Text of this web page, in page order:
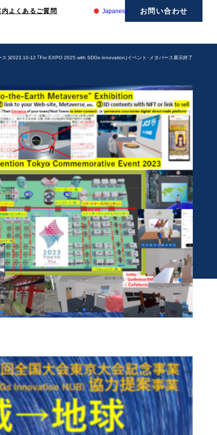
内よくあるご質問 お問い合わせ
Japanese
ス 2023.10-12 ｢For EXPO 2025 with SDGs innovation｣イベント･メタバース展示終了